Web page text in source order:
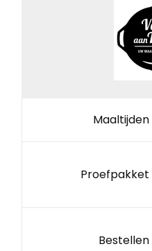
Maaltijden
Proefpakket
Bestellen